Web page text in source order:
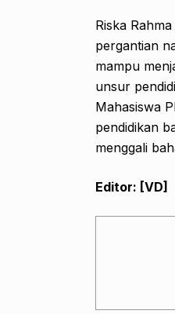
Riska
pergantian
mampu
unsur
Mahasiswa
pendidikan
menggali
Editor: [VD]